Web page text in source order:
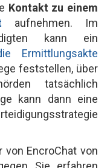
Kontakt zu einem
aufnehmen. Im
kann ein
Ermittlungsakte
feststellen, über
tatsächlich
kann dann eine
von EncroChat von